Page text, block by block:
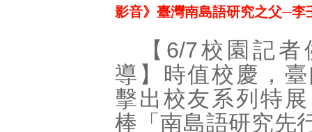
影音》臺灣南島語研究之父─李
【6/7校園記者
導】時值校慶，
擊出校友系列特
棒「南島語研究先